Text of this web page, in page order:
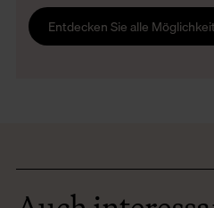
Entdecken Sie alle